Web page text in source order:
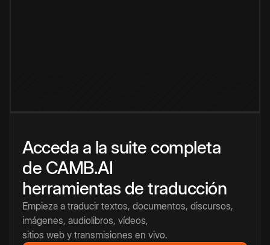
Acceda a la suite completa
de CAMB.AI
herramientas de traducción
Empieza a traducir textos, documentos, discursos,
imágenes, audiolibros, vídeos,
sitios web y transmisiones en vivo.